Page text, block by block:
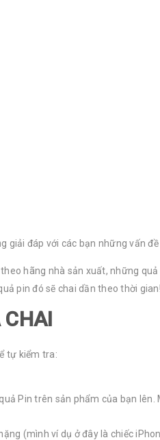
giải đáp với các bạn những vấn
hãng nhà sản xuất, những quả
pin đó sẽ chai dần theo thời gian!
CHAI
tự kiểm tra:
Pin trên sản phẩm của bạn
(mình ví dụ ở đây là chiếc